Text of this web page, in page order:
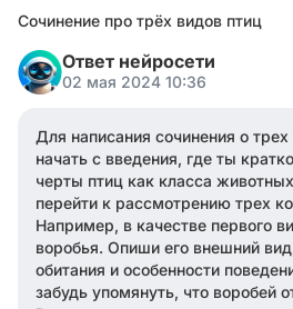
Сочинение про трёх видов птиц
Ответ нейросети
02 мая 2024 10:36
Для написания сочинения о
начать с введения, где ты
черты птиц как класса
перейти к рассмотрению трех
Например, в качестве первого
воробья. Опиши его внешний
обитания и особенности
забудь упомянуть, что воробей